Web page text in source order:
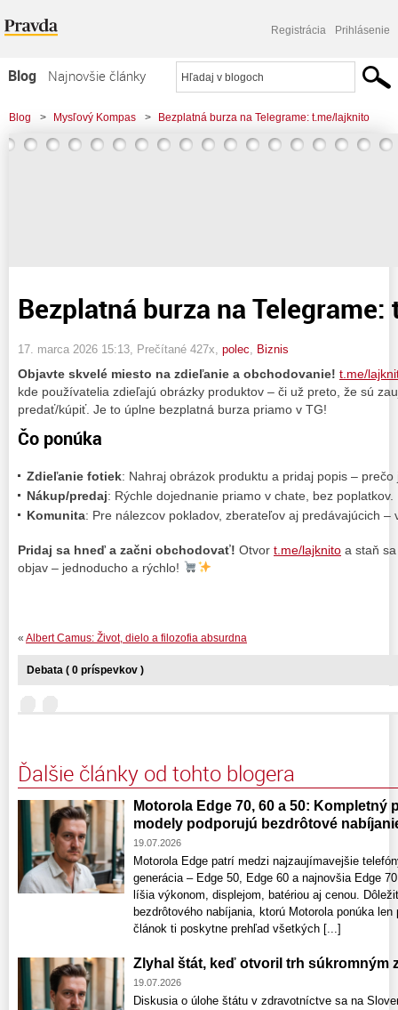
Registrácia Prihlásenie
Blog
Najnovšie články
Najčítanejšie články
Najkomentovanejšie články
Blog > Mysľový Kompas > Bezplatná burza na Telegrame: t.me/lajknito
Bezplatná burza na
17. marca 2026 15:13 , Prečítané 427x, polec Biznis
Objavte skvelé miesto na zdieľanie a obchodovanie! t.me/
kde používatelia zdieľajú obrázky produktov – či už preto, že sú
predať/kúpiť. Je to úplne bezplatná burza priamo v TG!​
Čo ponúka
Zdieľanie fotiek: Nahraj obrázok produktu a pridaj popis –
Nákup/predaj: Rýchle dojednanie priamo v chate, bez poplatkov.
Komunita: Pre nálezcov pokladov, zberateľov aj predávajúcich –
Pridaj sa hneď a začni obchodovať! Otvor t.me/lajknito a staň
objav – jednoducho a rýchlo!
« Albert Camus: Život, dielo a filozofia absurdna
Debata ( 0 príspevkov )
Ďalšie články od tohto blogera
Motorola Edge 70, 60 a 50:
modely podporujú bezdrôtové
19.07.2026
Motorola Edge patrí medzi najzaujímavejšie
generácia – Edge 50, Edge 60 a najnovšia Edge
líšia výkonom, displejom, batériou aj cenou.
bezdrôtového nabíjania, ktorú Motorola ponúka
článok ti poskytne prehľad všetkých [...]
Zlyhal štát, keď otvoril trh súkromným
19.07.2026
Diskusia o úlohe štátu v zdravotníctve sa na